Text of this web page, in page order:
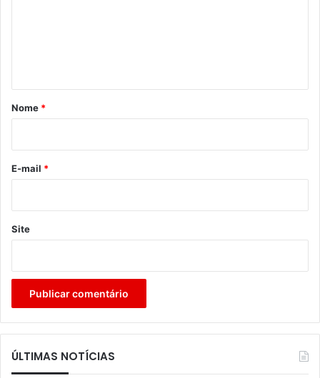
r
*
Nome *
E-mail *
Site
ÚLTIMAS NOTÍCIAS